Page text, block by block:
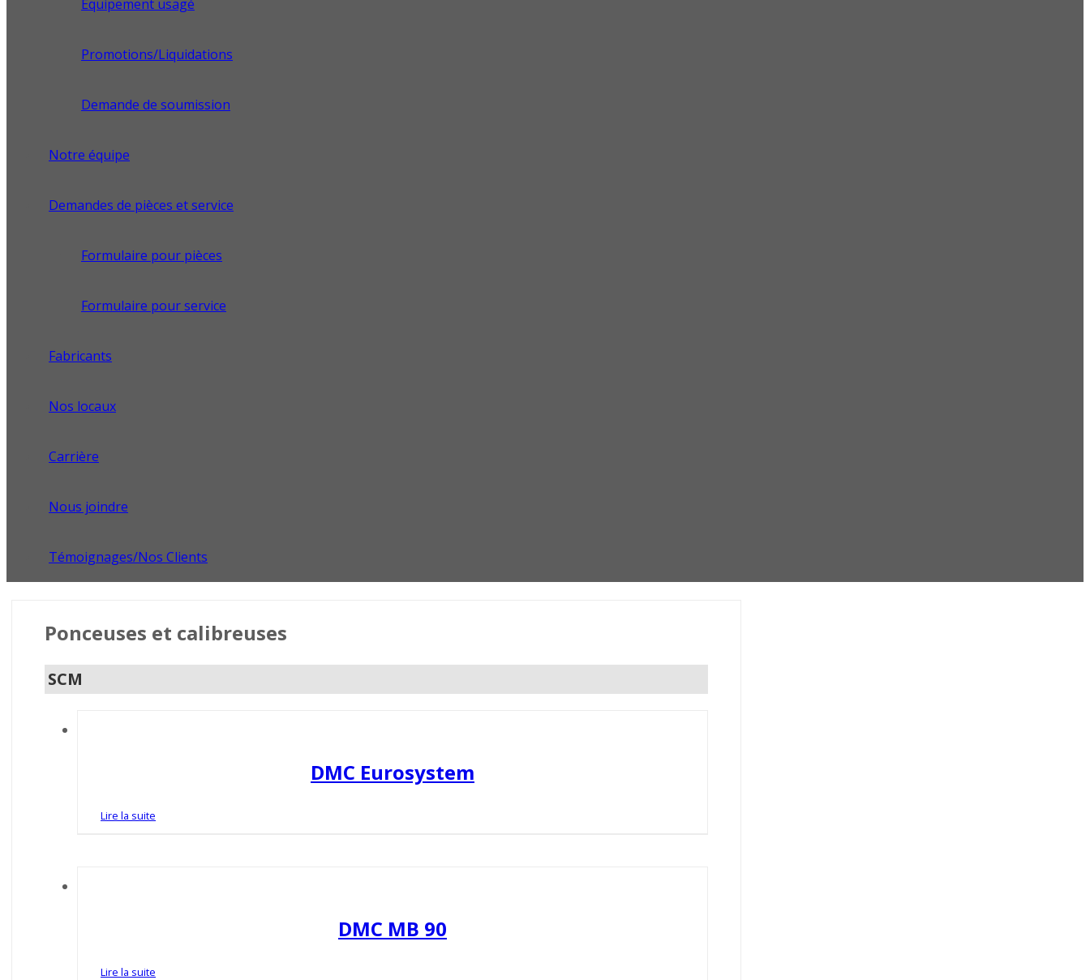
Équipement usagé
Promotions/Liquidations
Demande de soumission
Notre équipe
Demandes de pièces et service
Formulaire pour pièces
Formulaire pour service
Fabricants
Nos locaux
Carrière
Nous joindre
Témoignages/Nos Clients
Ponceuses et calibreuses
SCM
DMC Eurosystem
Lire la suite
DMC MB 90
Lire la suite